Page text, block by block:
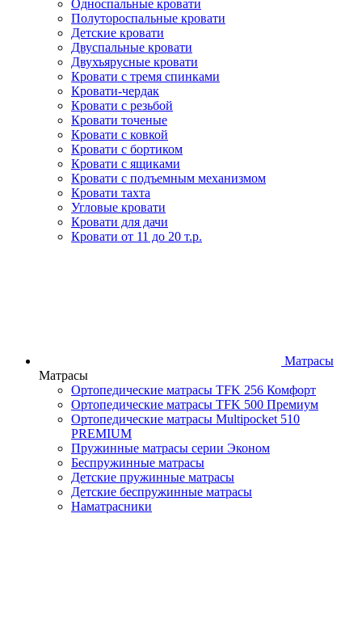
Односпальные кровати
Полутороспальные кровати
Детские кровати
Двуспальные кровати
Двухъярусные кровати
Кровати с тремя спинками
Кровати-чердак
Кровати с резьбой
Кровати точеные
Кровати с ковкой
Кровати с бортиком
Кровати с ящиками
Кровати с подъемным механизмом
Кровати тахта
Угловые кровати
Кровати для дачи
Кровати от 11 до 20 т.р.
Матрасы
Матрасы
Ортопедические матрасы TFK 256 Комфорт
Ортопедические матрасы TFK 500 Премиум
Ортопедические матрасы Multipocket 510
PREMIUM
Пружинные матрасы серии Эконом
Беспружинные матрасы
Детские пружинные матрасы
Детские беспружинные матрасы
Наматрасники